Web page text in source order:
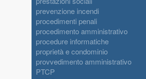
prevenzione incendi
procedimenti penali
procedimento amministrativo
procedure informatiche
proprietà e condominio
provvedimento amministrativo
PTCP